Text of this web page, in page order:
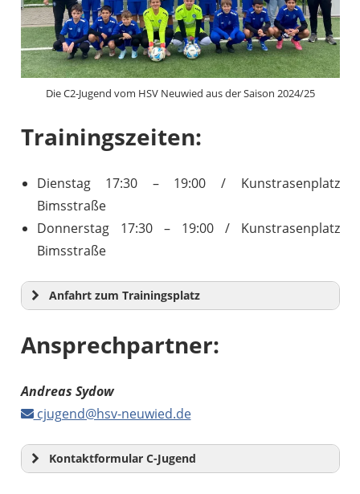
Die C2-Jugend vom HSV Neuwied aus der Saison 2024/25
Trainingszeiten:
Dienstag 17:30 – 19:00 / Kunstrasenplatz
Bimsstraße
Donnerstag 17:30 – 19:00 / Kunstrasenplatz
Bimsstraße
Anfahrt zum Trainingsplatz
Ansprechpartner:
Andreas Sydow
cjugend@hsv-neuwied.de
Kontaktformular C-Jugend